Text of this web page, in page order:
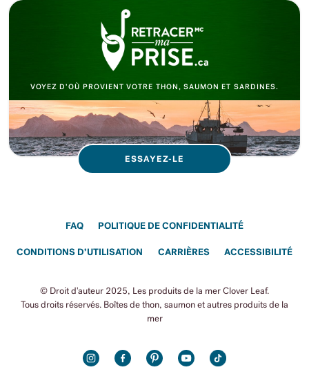
VOYEZ D’OÙ PROVIENT VOTRE THON, SAUMON ET SARDINES.
ESSAYEZ-LE
FAQ POLITIQUE DE CONFIDENTIALITÉ
CONDITIONS D’UTILISATION CARRIÈRES ACCESSIBILITÉ
© Droit d'auteur 2025, Les produits de la mer Clover Leaf.
Tous droits réservés. Boîtes de thon, saumon et autres produits de la
mer
INSTAGRAMFACEBOOKPINTERESTYOUTUBE